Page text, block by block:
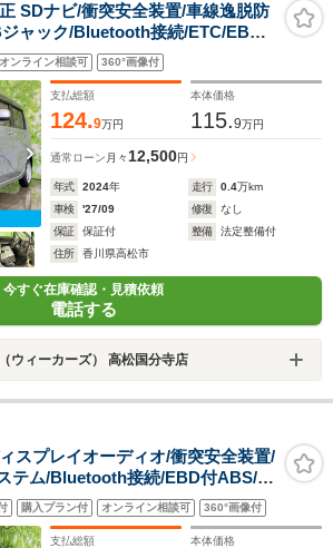
ナビ/衝突安全装置/車線逸脱防
ャック/Bluetooth接続/ETC/EBD
/アイドリングストップ/クルーズ
TV
オンライン相談可 360°画像付
支払総額
124.9万円
本体価格
115.9万円
通常ローン 月々 12,500円
年式 2024年 走行 0.4万km
車検
'27/09 修復
なし
保証
保証付 整備
法定整備付
住所
香川県高松市
今すぐ在庫確認・見積依頼
電話する
ウィーカーズ） 高松国分寺店
プレイオーディオ/衝突安全装置/
テム/Bluetooth接続/EBD付ABS/横
ングストップ/クルーズコントロー
ーナー
購入プラン付 オンライン相談可 360°画像付
支払総額 本体価格